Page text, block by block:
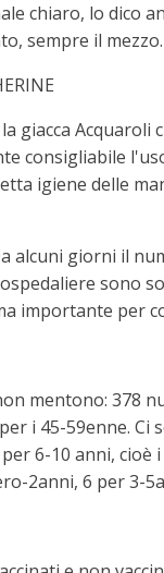
chiaro, lo dico
sempre il
giacca Acquaroli
consigliabile
igiene delle
alcuni giorni il
sono
importante per
mentono: 378
i 45-59enne.
6-10 anni,
2anni, 6 per 3-